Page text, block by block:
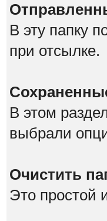
В эту папку
при отсылке.
В этом
выбрали
Очистить
Это простой